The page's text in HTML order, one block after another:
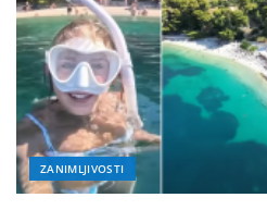
ZANIMLJIVOSTI